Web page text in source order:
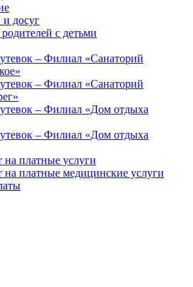
и досуг
с детьми
– Филиал «Санаторий
– Филиал «Санаторий
– Филиал «Дом отдыха
– Филиал «Дом отдыха
на платные услуги
на платные медицинские услуги